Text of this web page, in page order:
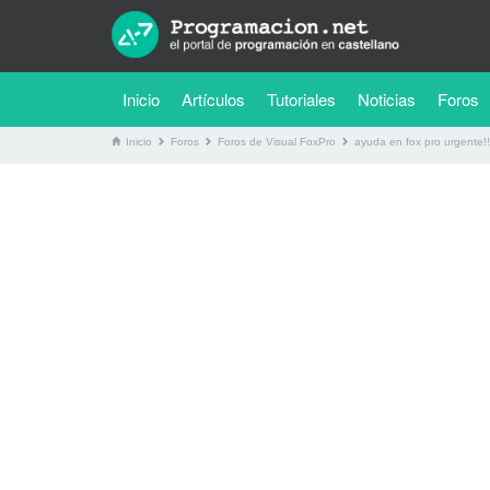
Inicio Artículos Tutoriales (current)
Noticias Foros
Inicio Foros Foros de Visual FoxPro ayuda en fox pro